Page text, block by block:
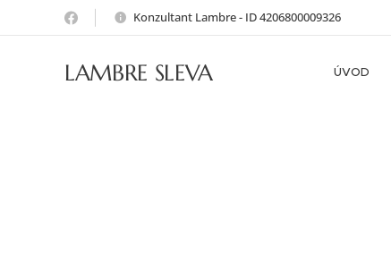
Konzultant Lambre - ID 4206800009326
LAMBRE SLEVA ÚVOD